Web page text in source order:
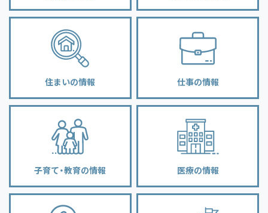
住まいの情報 仕事の情報
子育て・教育の情報 医療の情報